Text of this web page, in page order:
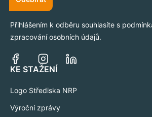
Přihlášením k odběru souhlasíte s
zpracování osobních údajů.
KE STAŽENÍ
Logo Střediska NRP
Výroční zprávy